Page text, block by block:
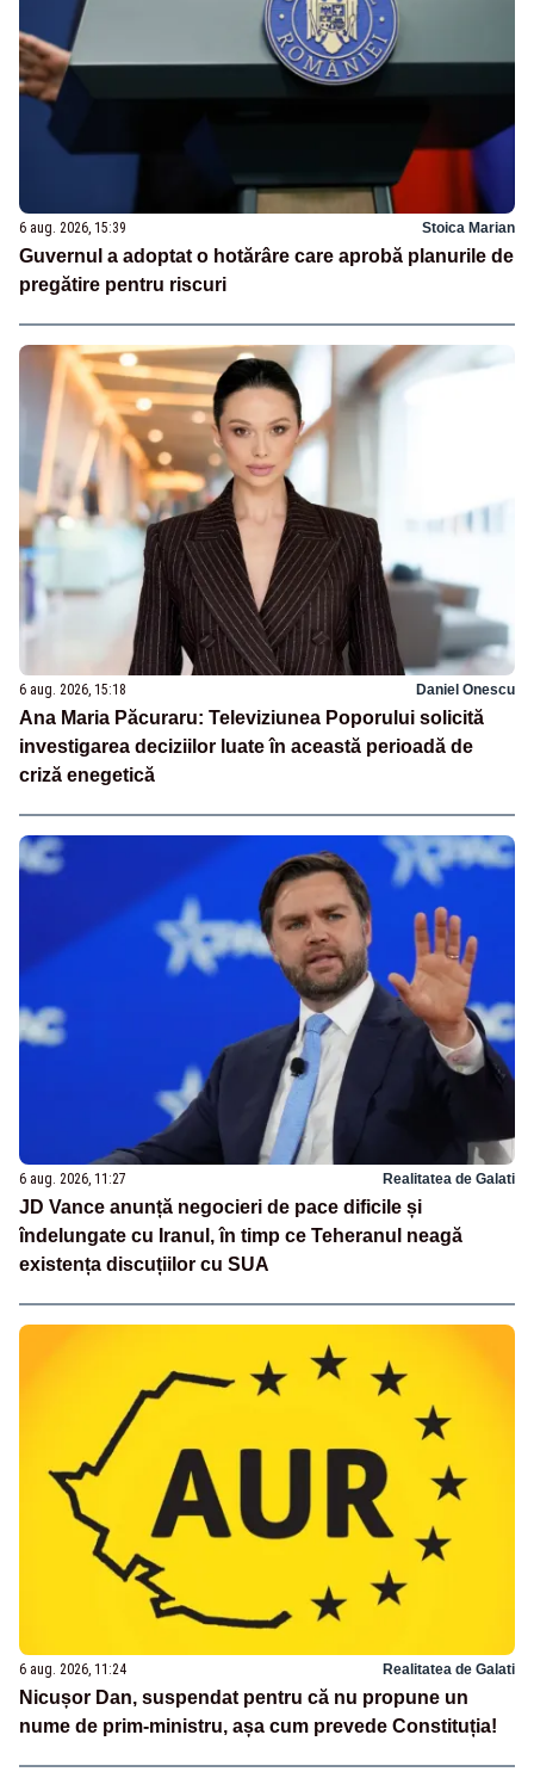
6 aug. 2026, 15:39 Stoica Marian
Guvernul a adoptat o hotărâre care aprobă planurile de
pregătire pentru riscuri
6 aug. 2026, 15:18 Daniel Onescu
Ana Maria Păcuraru: Televiziunea Poporului solicită
investigarea deciziilor luate în această perioadă de
criză enegetică
6 aug. 2026, 11:27 Realitatea de Galati
JD Vance anunță negocieri de pace dificile și
îndelungate cu Iranul, în timp ce Teheranul neagă
existența discuțiilor cu SUA
6 aug. 2026, 11:24 Realitatea de Galati
Nicușor Dan, suspendat pentru că nu propune un
nume de prim-ministru, așa cum prevede Constituția!